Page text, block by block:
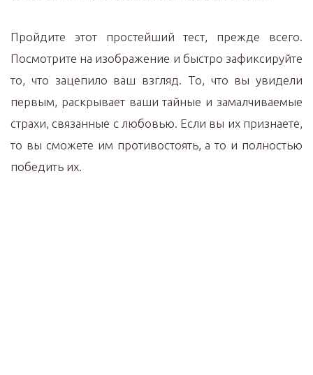
Пройдите этот простейший тест, прежде всего.
Посмотрите на изображение и быстро зафиксируйте
то, что зацепило ваш взгляд. То, что вы увидели
первым, раскрывает ваши тайные и замалчиваемые
страхи, связанные с любовью. Если вы их признаете,
то вы сможете им противостоять, а то и полностью
победить их.